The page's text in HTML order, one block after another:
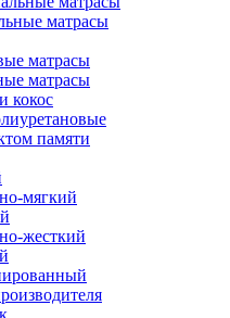
матрасы
матрасы
матрасы
кокос
памяти
мягкий
жесткий